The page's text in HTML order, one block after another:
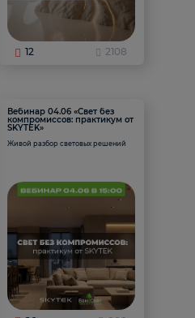
12 2108
Вебинар 04.06 «Свет без
компромиссов: практикум от
SKYTEK»
Живой разбор световых решений